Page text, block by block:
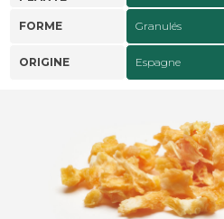
FORME Granulés
ORIGINE Espagne